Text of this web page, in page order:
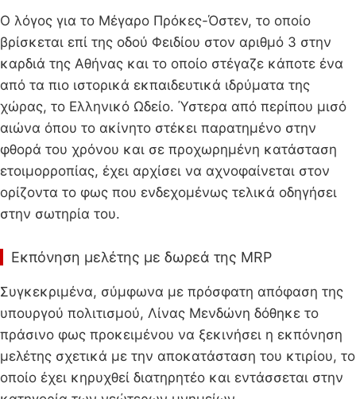
Ο λόγος για το Μέγαρο Πρόκες-Όστεν, το οποίο
βρίσκεται επί της οδού Φειδίου στον αριθμό 3 στην
καρδιά της Αθήνας και το οποίο στέγαζε κάποτε ένα
από τα πιο ιστορικά εκπαιδευτικά ιδρύματα της
χώρας, το Ελληνικό Ωδείο. Ύστερα από περίπου μισό
αιώνα όπου το ακίνητο στέκει παρατημένο στην
φθορά του χρόνου και σε προχωρημένη κατάσταση
ετοιμορροπίας, έχει αρχίσει να αχνοφαίνεται στον
ορίζοντα το φως που ενδεχομένως τελικά οδηγήσει
στην σωτηρία του.
Εκπόνηση μελέτης με δωρεά της MRP
Συγκεκριμένα, σύμφωνα με πρόσφατη απόφαση της
υπουργού πολιτισμού, Λίνας Μενδώνη δόθηκε το
πράσινο φως προκειμένου να ξεκινήσει η εκπόνηση
μελέτης σχετικά με την αποκατάσταση του κτιρίου, το
οποίο έχει κηρυχθεί διατηρητέο και εντάσσεται στην